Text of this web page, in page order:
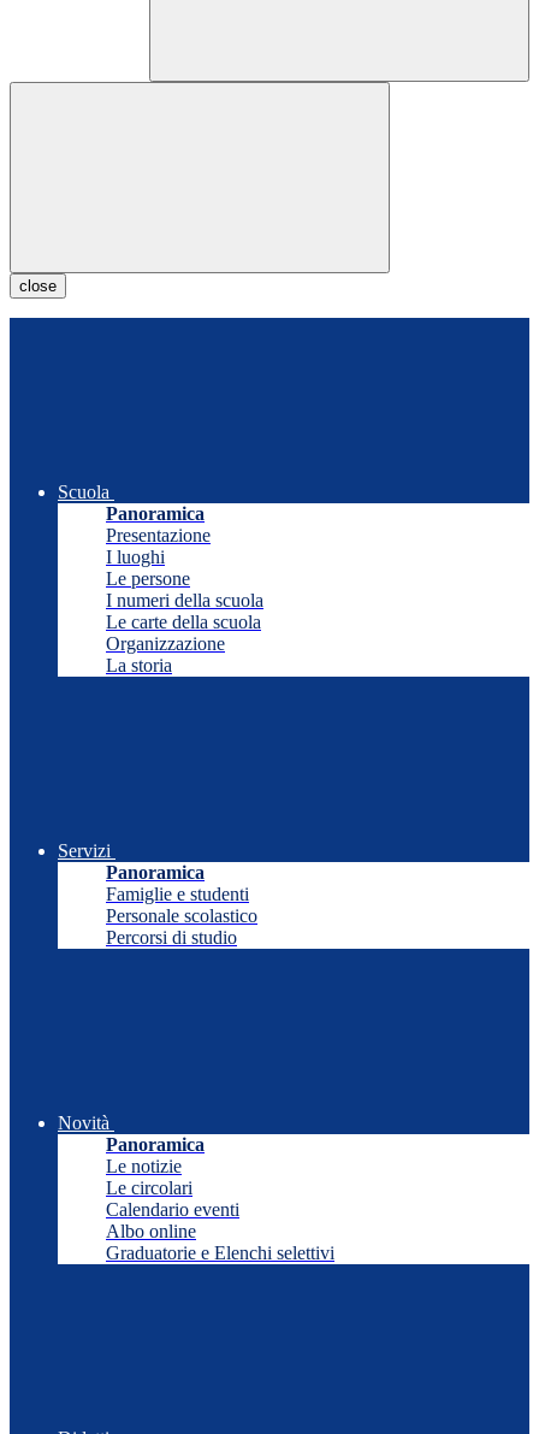
close
Scuola
Panoramica
Presentazione
I luoghi
Le persone
I numeri della scuola
Le carte della scuola
Organizzazione
La storia
Servizi
Panoramica
Famiglie e studenti
Personale scolastico
Percorsi di studio
Novità
Panoramica
Le notizie
Le circolari
Calendario eventi
Albo online
Graduatorie e Elenchi selettivi